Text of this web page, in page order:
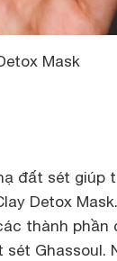
Mask
đất sét giúp
Detox
thành phần
Ghassoul.